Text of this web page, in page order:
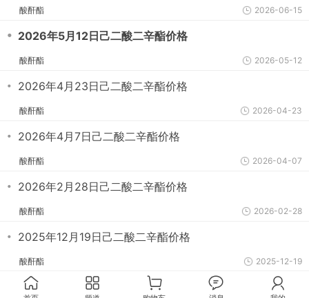
酸酐酯 2026-06-15
・ 2026年5月12日己二酸二辛酯价格
酸酐酯 2026-05-12
・ 2026年4月23日己二酸二辛酯价格
酸酐酯 2026-04-23
・ 2026年4月7日己二酸二辛酯价格
酸酐酯 2026-04-07
・ 2026年2月28日己二酸二辛酯价格
酸酐酯 2026-02-28
・ 2025年12月19日己二酸二辛酯价格
酸酐酯 2025-12-19